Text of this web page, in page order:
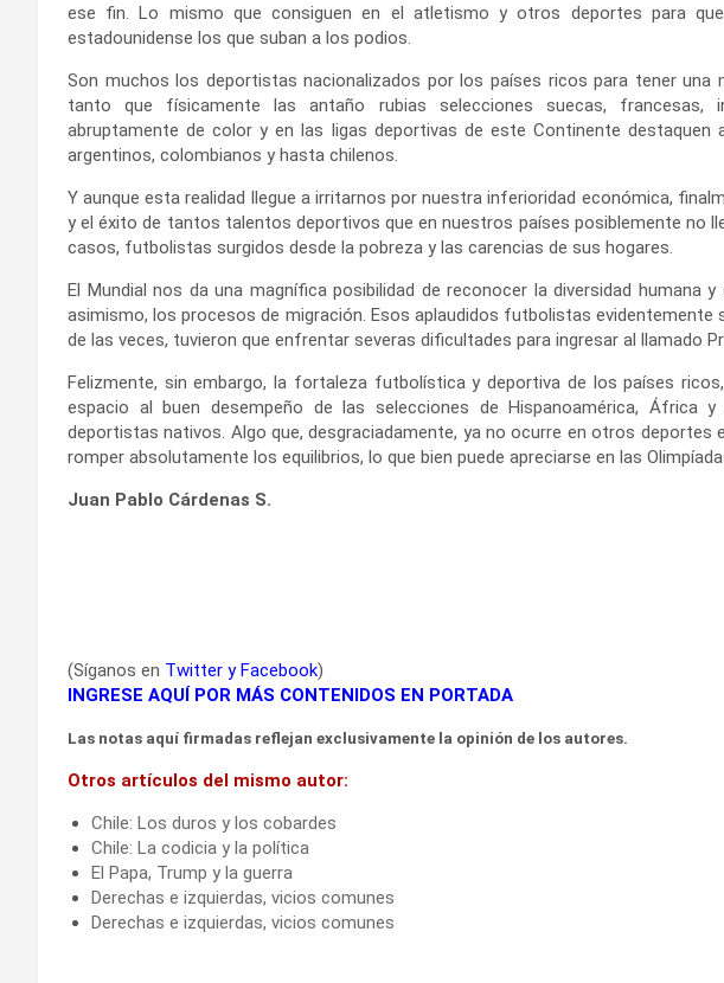
ese fin. Lo mismo que consiguen en el atletismo y otros deportes para
estadounidense los que suban a los podios.
Son muchos los deportistas nacionalizados por los países ricos para tener una
tanto que físicamente las antaño rubias selecciones suecas, francesas,
abruptamente de color y en las ligas deportivas de este Continente destaquen
argentinos, colombianos y hasta chilenos.
Y aunque esta realidad llegue a irritarnos por nuestra inferioridad económica,
y el éxito de tantos talentos deportivos que en nuestros países posiblemente no
casos, futbolistas surgidos desde la pobreza y las carencias de sus hogares.
El Mundial nos da una magnífica posibilidad de reconocer la diversidad humana
asimismo, los procesos de migración. Esos aplaudidos futbolistas evidentemente
de las veces, tuvieron que enfrentar severas dificultades para ingresar al llamado
Felizmente, sin embargo, la fortaleza futbolística y deportiva de los países
espacio al buen desempeño de las selecciones de Hispanoamérica, África
deportistas nativos. Algo que, desgraciadamente, ya no ocurre en otros deportes
romper absolutamente los equilibrios, lo que bien puede apreciarse en las
Juan Pablo Cárdenas S.
(Síganos en Twitter yFacebook)
INGRESE AQUÍ POR MÁS CONTENIDOS EN PORTADA
Las notas aquí firmadas reflejan exclusivamente la opinión de los autores.
Otros artículos del mismo autor:
Chile: Los duros y los cobardes
Chile: La codicia y la política
El Papa, Trump y la guerra
Derechas e izquierdas, vicios comunes
Derechas e izquierdas, vicios comunes